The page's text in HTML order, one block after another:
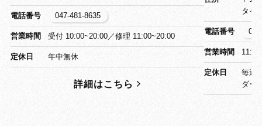
電話番号 047-481-8635
営業時間 受付 10:00~20:00／修理 11:00~20:00
定休日 年中無休
詳細はこちら
タイ
電話番号 03-
営業時間
定休日
毎週
ダー